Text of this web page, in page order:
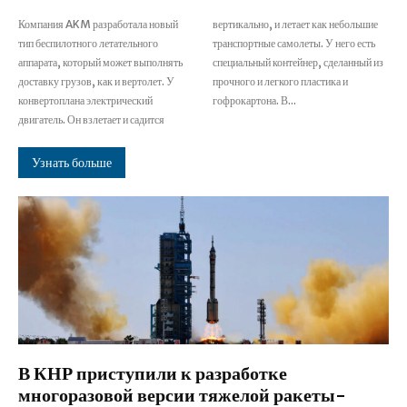
Компания AKM разработала новый
тип беспилотного летательного
аппарата, который может выполнять
доставку грузов, как и вертолет. У
конвертоплана электрический
двигатель. Он взлетает и садится
вертикально, и летает как небольшие
транспортные самолеты. У него есть
специальный контейнер, сделанный из
прочного и легкого пластика и
гофрокартона. В...
Узнать больше
В КНР приступили к разработке
многоразовой версии тяжелой ракеты-